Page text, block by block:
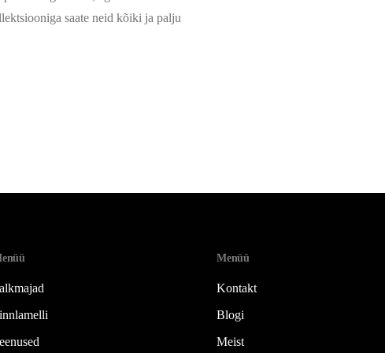
saate neid kõiki ja palju
Menüü
Kontakt
Blogi
Meist